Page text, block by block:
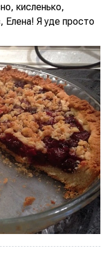
кисленько,
Елена! Я уде просто